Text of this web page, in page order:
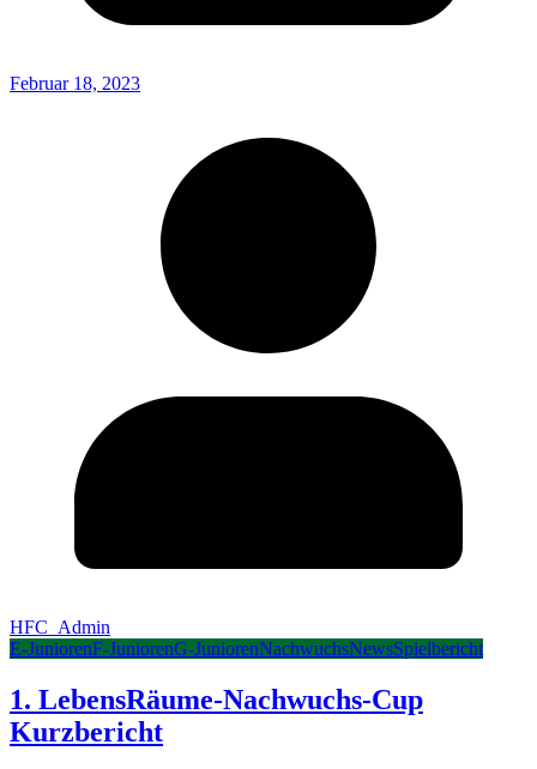
Februar 18, 2023
HFC_Admin
E-JuniorenF-JuniorenG-JuniorenNachwuchsNewsSpielbericht
1. LebensRäume-Nachwuchs-Cup
Kurzbericht